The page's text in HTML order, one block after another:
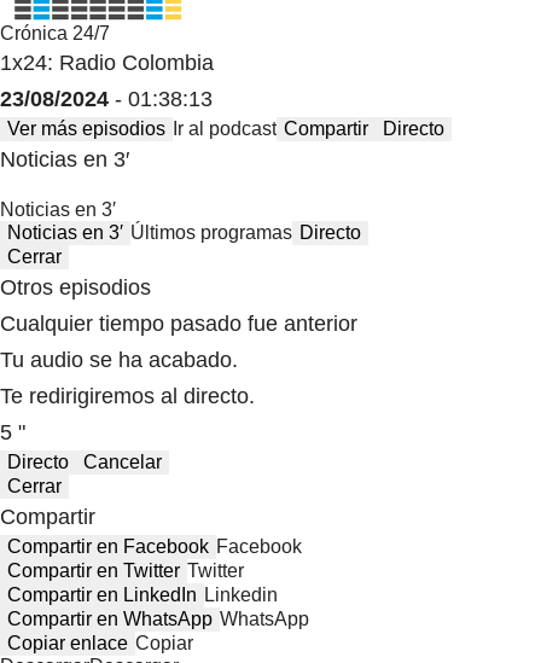
Crónica 24/7
1x24: Radio Colombia
23/08/2024 - 01:38:13
Ver más episodios Ir al podcast Compartir Directo
Noticias en 3′
Noticias en 3′
Noticias en 3′ Últimos programas Directo
Cerrar
Otros episodios
Cualquier tiempo pasado fue anterior
Tu audio se ha acabado.
Te redirigiremos al directo.
5 "
Directo
Cancelar
Cerrar
Compartir
Compartir en Facebook Facebook
Compartir en Twitter Twitter
Compartir en LinkedIn Linkedin
Compartir en WhatsApp WhatsApp
Copiar enlace Copiar